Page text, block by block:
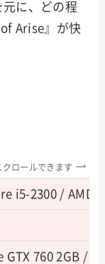
元に、どの程
Arise』が快
クロールできます
i5-2300 / AMD
GTX 760 2GB /